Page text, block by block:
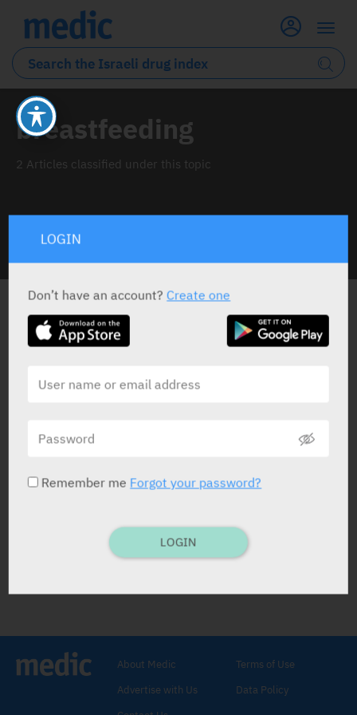
breastfeeding
2 Articles classified under this topic
ALL THE NEWS ABOUT
בטיחות טיפול בתרופות ממשפחת מעכבי
CLINICAL PHARMACOLOGY & THERAPEUTICS
14.03.2024
About Medic
Advertise with Us
Terms of Use
Data Policy
LOGIN
Don’t have an account?Create one
Remember me Forgot your password?
LOGIN